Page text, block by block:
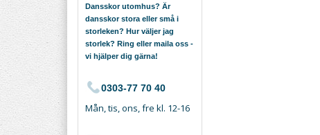
Dansskor utomhus? Är
dansskor stora eller små i
storleken? Hur väljer jag
storlek? Ring eller maila oss -
vi hjälper dig gärna!
0303-77 70 40
Mån, tis, ons, fre kl. 12-16